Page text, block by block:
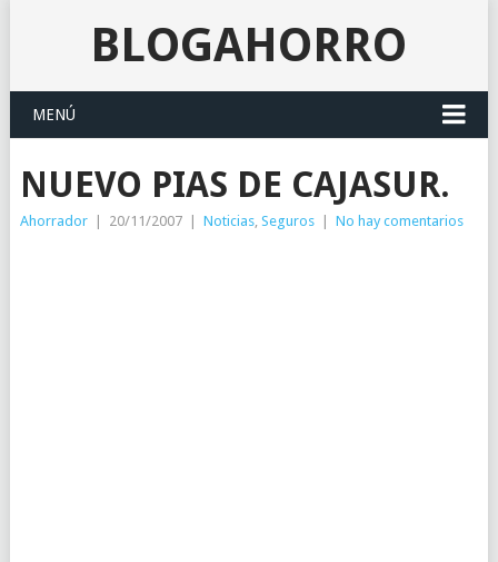
BLOGAHORRO
MENÚ
NUEVO PIAS DE CAJASUR.
Ahorrador 20/11/2007 Noticias, Seguros No hay comentarios